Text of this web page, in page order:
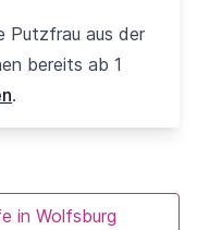
Putzfrau aus der
bereits ab 1
.
in Wolfsburg